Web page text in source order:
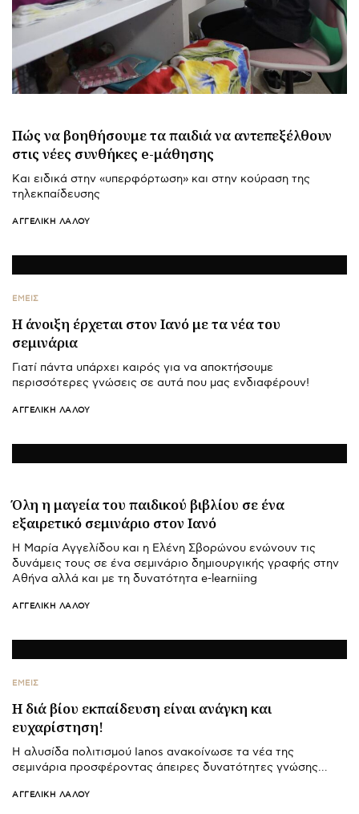
Πώς να βοηθήσουμε τα παιδιά να αντεπεξέλθουν
στις νέες συνθήκες e-μάθησης
Και ειδικά στην «υπερφόρτωση» και στην κούραση της
τηλεκπαίδευσης
ΑΓΓΕΛΙΚΉ ΛΆΛΟΥ
ΕΜΕΙΣ
Η άνοιξη έρχεται στον Ιανό με τα νέα του
σεμινάρια
Γιατί πάντα υπάρχει καιρός για να αποκτήσουμε
περισσότερες γνώσεις σε αυτά που μας ενδιαφέρουν!
ΑΓΓΕΛΙΚΉ ΛΆΛΟΥ
Όλη η μαγεία του παιδικού βιβλίου σε ένα
εξαιρετικό σεμινάριο στον Ιανό
Η Μαρία Αγγελίδου και η Ελένη Σβορώνου ενώνουν τις
δυνάμεις τους σε ένα σεμινάριο δημιουργικής γραφής στην
Αθήνα αλλά και με τη δυνατότητα e-learniing
ΑΓΓΕΛΙΚΉ ΛΆΛΟΥ
ΕΜΕΙΣ
Η διά βίου εκπαίδευση είναι ανάγκη και
ευχαρίστηση!
Η αλυσίδα πολιτισμού Ianos ανακοίνωσε τα νέα της
σεμινάρια προσφέροντας άπειρες δυνατότητες γνώσης…
ΑΓΓΕΛΙΚΉ ΛΆΛΟΥ